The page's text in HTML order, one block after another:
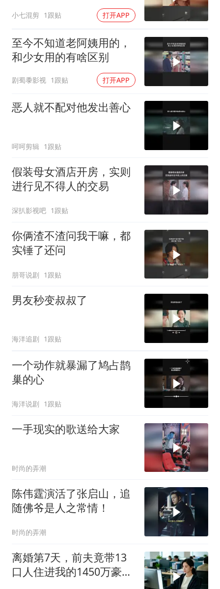
小七混剪 1跟贴 打开APP
至今不知道老阿姨用的，
和少女用的有啥区别
剧蜀黍影视 1跟贴 打开APP
恶人就不配对他发出善心
呵呵剪辑 1跟贴
假装母女酒店开房，实则
进行见不得人的交易
深扒影视吧 1跟贴
你俩渣不渣问我干嘛，都
实锤了还问
朋哥说剧 1跟贴
男友秒变叔叔了
海洋追剧 1跟贴
一个动作就暴漏了鸠占鹊
巢的心
海洋说剧 1跟贴
一手现实的歌送给大家
时尚的弄潮
陈伟霆演活了张启山，追
随佛爷是人之常情！
时尚的弄潮
离婚第7天，前夫竟带13
口人住进我的1450万豪